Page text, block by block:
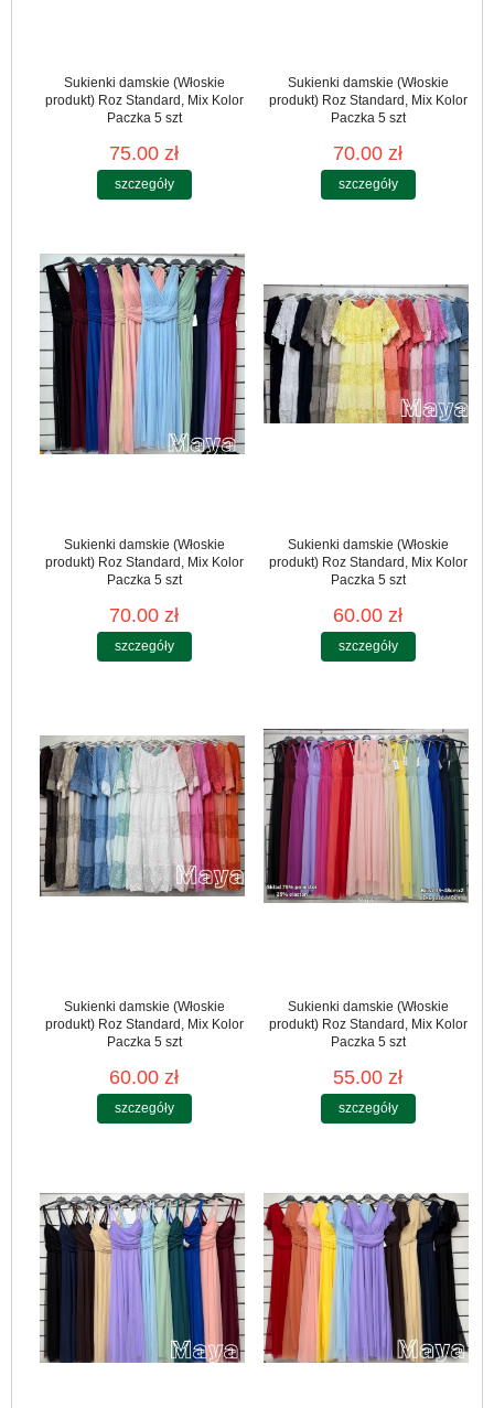
Sukienki damskie (Włoskie
produkt) Roz Standard, Mix Kolor
Paczka 5 szt
75.00 zł
szczegóły
Sukienki damskie (Włoskie
produkt) Roz Standard, Mix Kolor
Paczka 5 szt
70.00 zł
szczegóły
Sukienki damskie (Włoskie
produkt) Roz Standard, Mix Kolor
Paczka 5 szt
70.00 zł
szczegóły
Sukienki damskie (Włoskie
produkt) Roz Standard, Mix Kolor
Paczka 5 szt
60.00 zł
szczegóły
Sukienki damskie (Włoskie
produkt) Roz Standard, Mix Kolor
Paczka 5 szt
60.00 zł
szczegóły
Sukienki damskie (Włoskie
produkt) Roz Standard, Mix Kolor
Paczka 5 szt
55.00 zł
szczegóły